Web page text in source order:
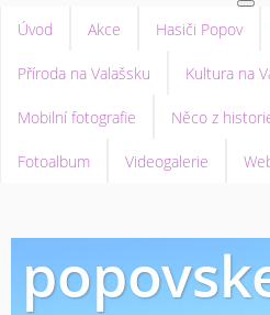
Úvod Akce Hasiči Popov
Příroda na Valašsku Kultura na
Mobilní fotografie Něco z
Fotoalbum Videogalerie